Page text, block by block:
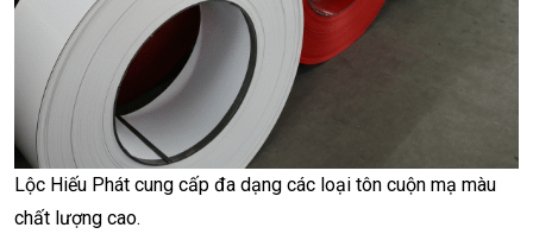
Lộc Hiếu Phát cung cấp đa dạng các loại tôn cuộn mạ màu
chất lượng cao.